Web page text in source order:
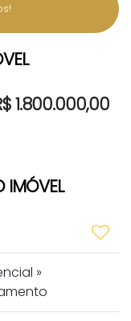
1.800.000,00
IMÓVEL
»